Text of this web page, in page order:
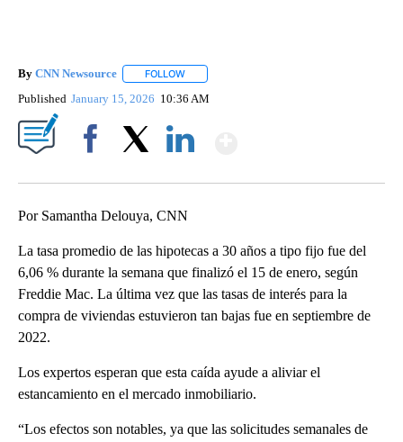
By CNN Newsource FOLLOW
Published January 15, 2026 10:36 AM
Por Samantha Delouya, CNN
La tasa promedio de las hipotecas a 30 años a tipo fijo fue del
6,06 % durante la semana que finalizó el 15 de enero, según
Freddie Mac. La última vez que las tasas de interés para la
compra de viviendas estuvieron tan bajas fue en septiembre de
2022.
Los expertos esperan que esta caída ayude a aliviar el
estancamiento en el mercado inmobiliario.
“Los efectos son notables, ya que las solicitudes semanales de